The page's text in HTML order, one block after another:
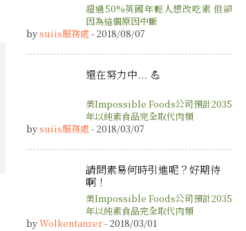
超過50%英國年輕人想改吃素 但卻
因為這個原因中斷
bysuiis服務處 - 2018/08/07
還在努力中... 💪
美Impossible Foods公司預計2035
年以純素食品完全取代肉類
bysuiis服務處 - 2018/03/07
請問素易何時引進呢？好期待
啊！
美Impossible Foods公司預計2035
年以純素食品完全取代肉類
byWolkentanzer- 2018/03/01